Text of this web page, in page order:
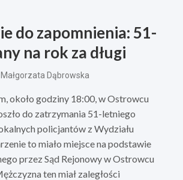
do zapomnienia: 51-
na rok za długi
Małgorzata Dąbrowska
około godziny 18:00, w Ostrowcu
do zatrzymania 51-letniego
policjantów z Wydziału
to miało miejsce na podstawie
przez Sąd Rejonowy w Ostrowcu
ten miał zaległości